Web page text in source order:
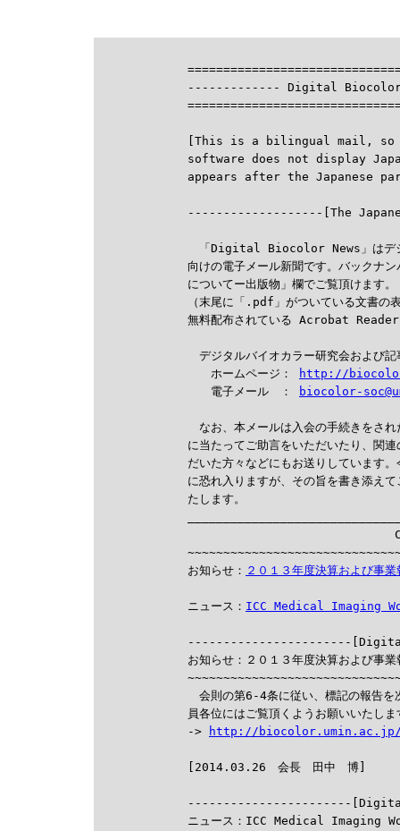
------------- Digital Biocolor
[This is a bilingual mail, so
software does not display
-------------------[The
「Digital Biocolor News」はデジ
向けの電子メール新聞です。バックナ
についてー出版物」欄でご覧頂けます。
（末尾に「.pdf」がついている文書の
無料配布されている Acrobat Reader
デジタルバイオカラー研究会および記
ホームページ：
http://
電子メール　：
biocolor-
なお、本メールは入会の手続きをさ
に当たってご助言をいただいたり、関
だいた方々などにもお送りしています
に恐れ入りますが、その旨を書き添え
たします。
お知らせ： ２０１３年度決算および事業
ニュース： ICC Medical Imaging
-----------------------
お知らせ：２０１３年度決算および事業
会則の第6-4条に従い、標記の報告を
員各位にはご覧頂くようお願いいたしま
->
http://biocolor.umin.ac.jp/
-----------------------
ニュース：ICC Medical Imaging